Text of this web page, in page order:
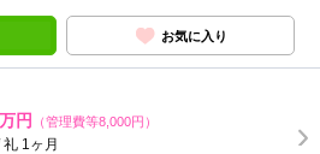
お気に入り
万円 （管理費等8,000円）
1ヶ月